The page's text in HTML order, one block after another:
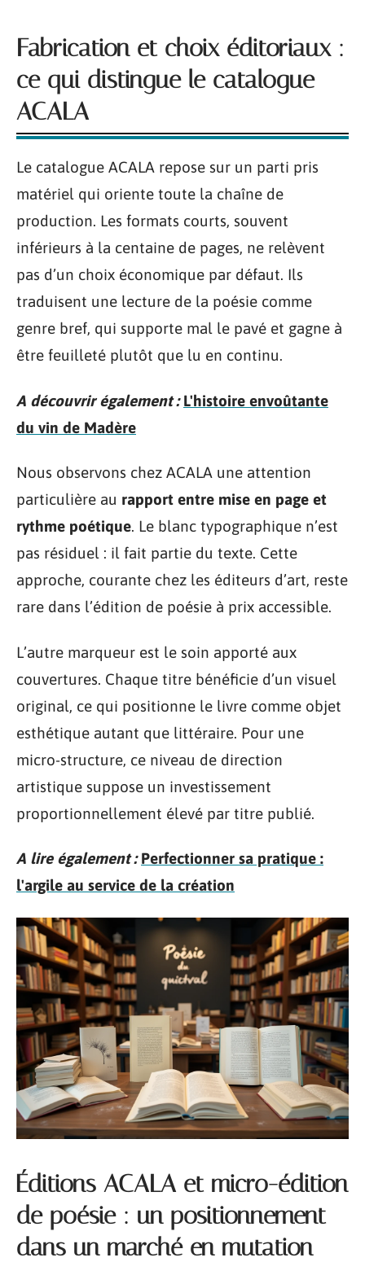
Fabrication et choix éditoriaux :
ce qui distingue le catalogue
ACALA
Le catalogue ACALA repose sur un parti pris
matériel qui oriente toute la chaîne de
production. Les formats courts, souvent
inférieurs à la centaine de pages, ne relèvent
pas d’un choix économique par défaut. Ils
traduisent une lecture de la poésie comme
genre bref, qui supporte mal le pavé et gagne à
être feuilleté plutôt que lu en continu.
A découvrir également : L'histoire envoûtante
du vin de Madère
Nous observons chez ACALA une attention
particulière au rapport entre mise en page et
rythme poétique. Le blanc typographique n’est
pas résiduel : il fait partie du texte. Cette
approche, courante chez les éditeurs d’art, reste
rare dans l’édition de poésie à prix accessible.
L’autre marqueur est le soin apporté aux
couvertures. Chaque titre bénéficie d’un visuel
original, ce qui positionne le livre comme objet
esthétique autant que littéraire. Pour une
micro-structure, ce niveau de direction
artistique suppose un investissement
proportionnellement élevé par titre publié.
A lire également : Perfectionner sa pratique :
l'argile au service de la création
Éditions ACALA et micro-édition
de poésie : un positionnement
dans un marché en mutation